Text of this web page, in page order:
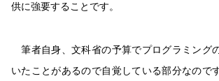
供に強要することです。
筆者自身、文科省の予算でプログラミング
いたことがあるので自覚している部分なので